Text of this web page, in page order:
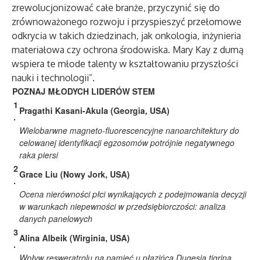
zrewolucjonizować całe branże, przyczynić się do
zrównoważonego rozwoju i przyspieszyć przełomowe
odkrycia w takich dziedzinach, jak onkologia, inżynieria
materiałowa czy ochrona środowiska. Mary Kay z dumą
wspiera te młode talenty w kształtowaniu przyszłości
nauki i technologii”.
POZNAJ MŁODYCH LIDERÓW STEM
1
.
Pragathi Kasani-Akula (Georgia, USA)
Wielobarwne magneto-fluorescencyjne nanoarchitektury do
celowanej identyfikacji egzosomów potrójnie negatywnego
raka piersi
2
.
Grace Liu (Nowy Jork, USA)
Ocena nierówności płci wynikających z podejmowania decyzji
w warunkach niepewności w przedsiębiorczości: analiza
danych panelowych
3
.
Alina Albeik (Wirginia, USA)
Wpływ resweratrolu na pamięć u płazińca Dugesia tigrina